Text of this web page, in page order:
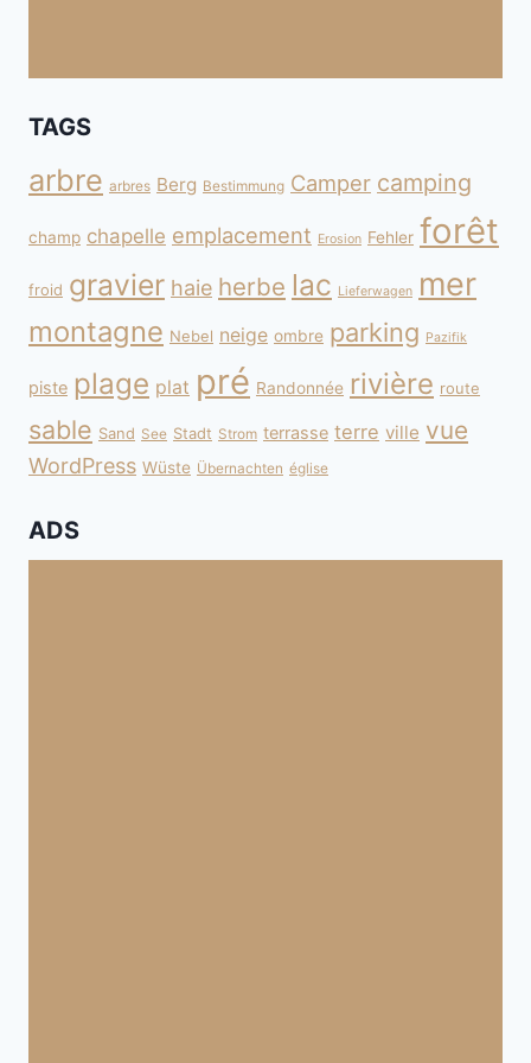
TAGS
arbre arbres Berg Bestimmung Camper camping
champ chapelle emplacement Erosion Fehler forêt
froid gravier haie herbe lac Lieferwagen mer
montagne Nebel neige ombre parking Pazifik
piste plage plat pré Randonnée rivière route
sable Sand See Stadt Strom terrasse terre ville vue
WordPress Wüste Übernachten église
ADS